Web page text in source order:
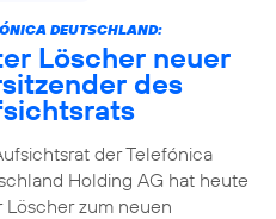
DEUTSCHLAND:
Löscher neuer
des
der Telefónica
Holding AG hat heute
Löscher zum neuen